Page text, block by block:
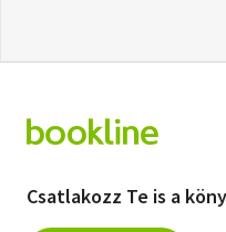
Csatlakozz Te is a